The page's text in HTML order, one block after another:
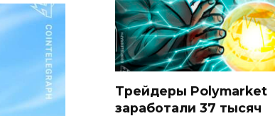
Трейдеры Polymarket
заработали 37 тысяч